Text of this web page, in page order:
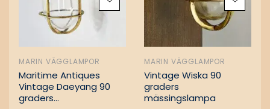
MARIN VÄGGLAMPOR
Maritime Antiques
Vintage Daeyang 90
graders
MARIN VÄGGLAMPOR
Vintage Wiska 90
graders
mässingslampa